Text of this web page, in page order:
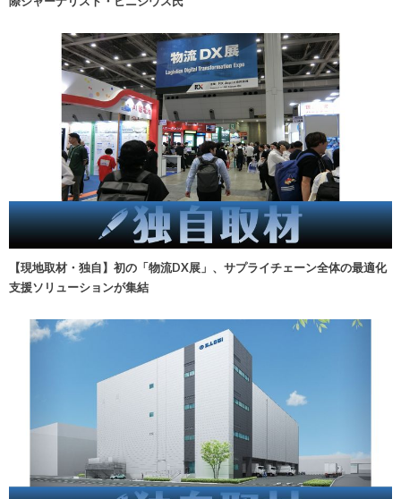
【現地取材・独自】初の「物流DX展」、サプライチェーン全体の最適化
支援ソリューションが集結